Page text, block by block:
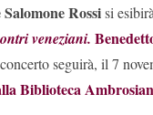
Rossisi
veneziani.
seguirà, il 7
Biblioteca